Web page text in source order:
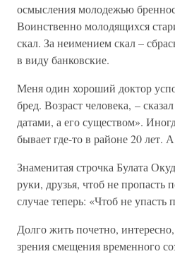
осмысления молодежью
Воинственно молодящихся
скал. За неимением скал –
в виду банковские.
Меня один хороший доктор
бред. Возраст человека, –
датами, а его существом».
бывает где-то в районе 20 лет.
Знаменитая строчка Булата
руки, друзья, чтоб не пропасть
случае теперь: «Чтоб не упасть
Долго жить почетно,
зрения смещения временного